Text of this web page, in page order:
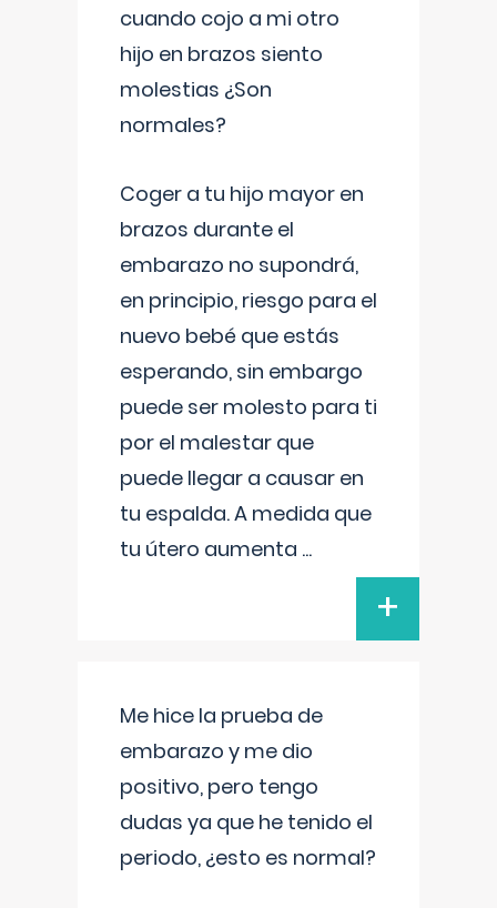
cuando cojo a mi otro
hijo en brazos siento
molestias ¿Son
normales?
Coger a tu hijo mayor en
brazos durante el
embarazo no supondrá,
en principio, riesgo para el
nuevo bebé que estás
esperando, sin embargo
puede ser molesto para ti
por el malestar que
puede llegar a causar en
tu espalda. A medida que
tu útero aumenta ...
+
Me hice la prueba de
embarazo y me dio
positivo, pero tengo
dudas ya que he tenido el
periodo, ¿esto es normal?